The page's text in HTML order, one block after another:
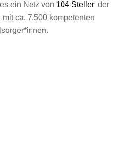
ein Netz von 104 Stellen der
ca. 7.500 kompetenten